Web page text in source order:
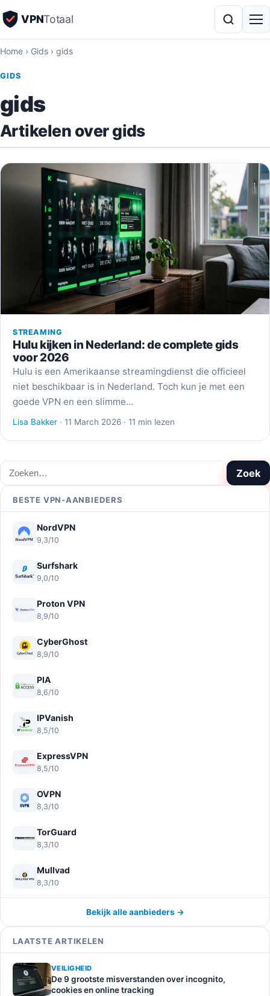
VPNTotaal
Home › Gids › gids
GIDS
gids
Artikelen over gids
STREAMING
Hulu kijken in Nederland: de complete gids
voor 2026
Hulu is een Amerikaanse streamingdienst die officieel
niet beschikbaar is in Nederland. Toch kun je met een
goede VPN en een slimme…
Lisa Bakker · 11 March 2026 · 11 min lezen
Zoeken Zoek
BESTE VPN-AANBIEDERS
NordVPN
9,3/10
Surfshark
9,0/10
Proton VPN
8,9/10
CyberGhost
8,9/10
PIA
8,6/10
IPVanish
8,5/10
ExpressVPN
8,5/10
OVPN
8,3/10
TorGuard
8,3/10
Mullvad
8,3/10
Bekijk alle aanbieders →
LAATSTE ARTIKELEN
VEILIGHEID
De 9 grootste misverstanden over incognito,
cookies en online tracking